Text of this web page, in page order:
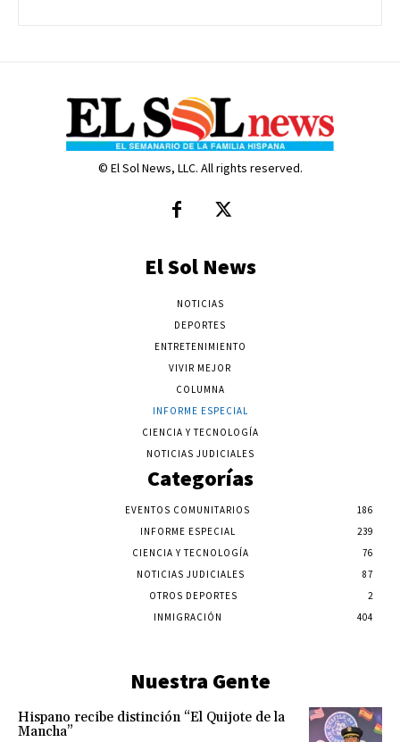
© El Sol News, LLC. All rights reserved.
El Sol News
NOTICIAS
DEPORTES
ENTRETENIMIENTO
VIVIR MEJOR
COLUMNA
INFORME ESPECIAL
CIENCIA Y TECNOLOGÍA
NOTICIAS JUDICIALES
Categorías
EVENTOS COMUNITARIOS
186
INFORME ESPECIAL
239
CIENCIA Y TECNOLOGÍA
76
NOTICIAS JUDICIALES
87
OTROS DEPORTES
2
INMIGRACIÓN
404
Nuestra Gente
Hispano recibe distinción “El Quijote de la
Mancha”